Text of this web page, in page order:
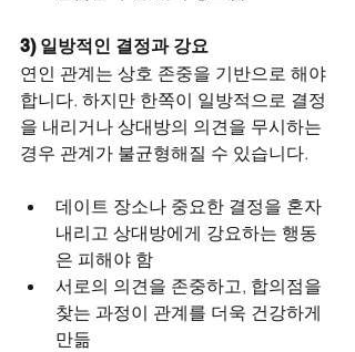
3) 일방적인 결정과 강요
연인 관계는 상호 존중을 기반으로 해야
합니다. 하지만 한쪽이 일방적으로 결정
을 내리거나 상대방의 의견을 무시하는
경우 관계가 불균형해질 수 있습니다.
데이트 장소나 중요한 결정을 혼자
내리고 상대방에게 강요하는 행동
은 피해야 함
서로의 의견을 존중하고, 합의점을
찾는 과정이 관계를 더욱 건강하게
만듦